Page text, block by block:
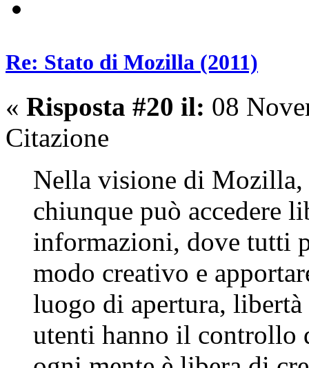
Re: Stato di Mozilla (2011)
« Risposta #20 il: 08
Citazione
Nella visione di Mozilla,
chiunque può accedere
informazioni, dove tutti
modo creativo e
luogo di apertura,
utenti hanno il controllo